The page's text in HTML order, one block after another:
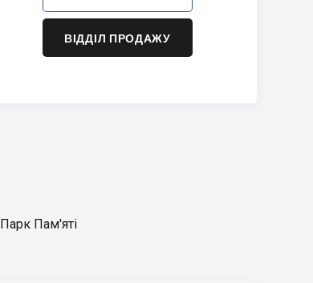
ВІДДІЛ ПРОДАЖУ
Парк Пам'яті